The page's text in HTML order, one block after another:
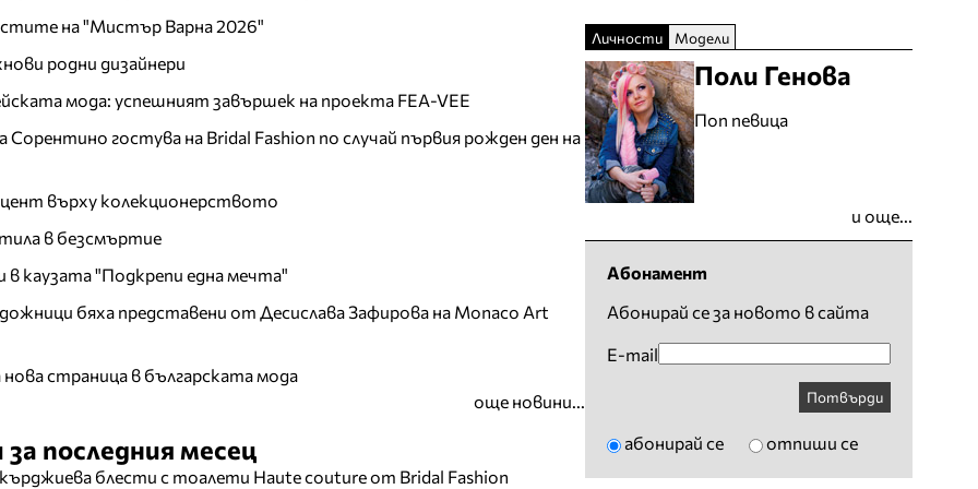
на "Мистър Варна 2026"
родни дизайнери
мода: успешният завършек на проекта FEA-VEE
гостува на Bridal Fashion по случай първия рожден ден на
върху колекционерството
в безсмъртие
в каузата "Подкрепи една мечта"
бяха представени от Десислава Зафирова на Monaco Art
страница в българската мода
още новини...
последния месец
блести с тоалети Haute couture от Bridal Fashion
Личности Модели
Поли Генова
Поп певица
и още...
Абонамент
Абонирай се за новото в сайта
E-mail
Потвърди
абонирай се отпиши се